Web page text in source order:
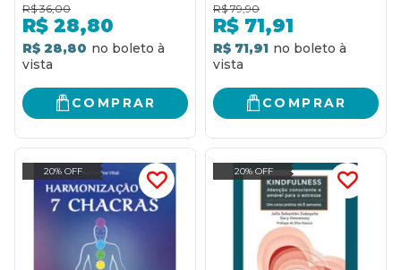
R$ 36,00
R$ 28,80
R$ 28,80
COMPRAR
R$ 79,90
R$ 71,91
R$ 71,91
COMPRAR
20% OFF 20% OFF